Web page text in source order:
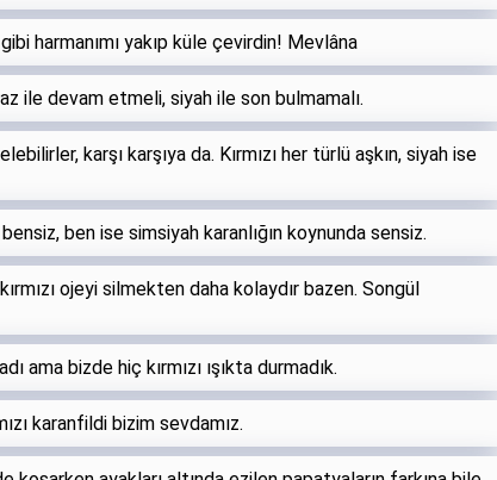
harmanımı yakıp küle çevirdin! Mevlâna
ile devam etmeli, siyah ile son bulmamalı.
karşı karşıya da. Kırmızı her türlü aşkın, siyah ise
bensiz, ben ise simsiyah karanlığın koynunda sensiz.
ojeyi silmekten daha kolaydır bazen. Songül
ama bizde hiç kırmızı ışıkta durmadık.
karanfildi bizim sevdamız.